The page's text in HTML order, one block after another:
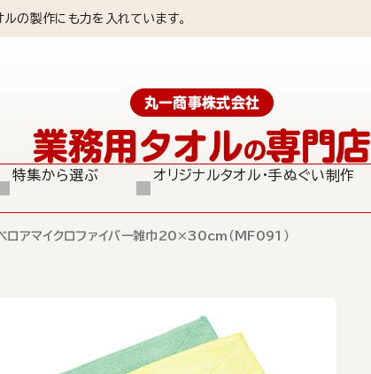
の製作にも力を入れています。
丸一商事株式会社
業務用タオルの専門店
特集から選ぶ
オリジナルタオル・手ぬぐい制作
ロアマイクロファイバー雑巾20×30cm（MF091）